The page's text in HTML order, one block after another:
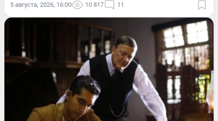
5 августа, 2026, 16:00 10 817 11